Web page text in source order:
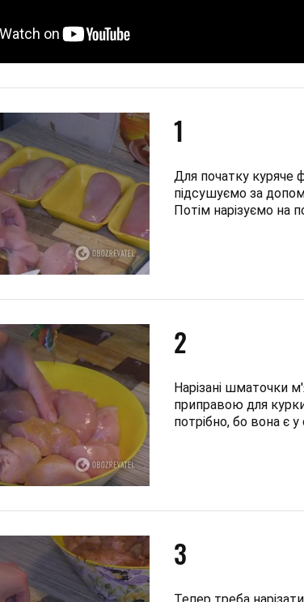
1
Для початку куряче
підсушуємо за
Потім нарізуємо на
2
Нарізані шматочки
приправою для
потрібно, бо вона є
3
Тепер треба